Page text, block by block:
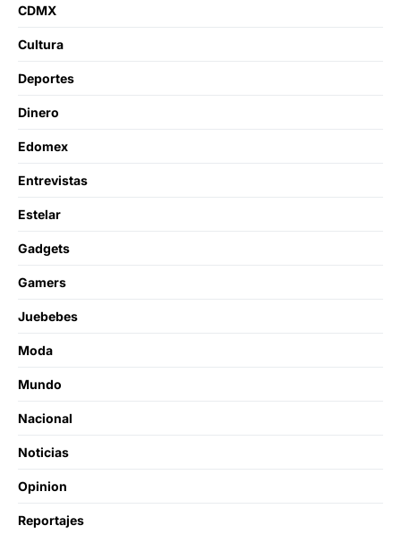
CDMX
Cultura
Deportes
Dinero
Edomex
Entrevistas
Estelar
Gadgets
Gamers
Juebebes
Moda
Mundo
Nacional
Noticias
Opinion
Reportajes